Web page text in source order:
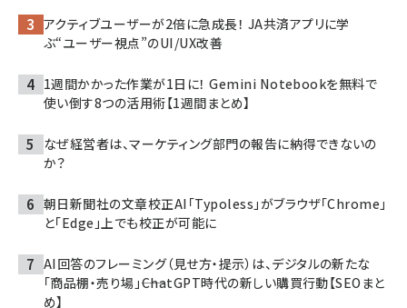
アクティブユーザーが2倍に急成長！ JA共済アプリに学
ぶ“ユーザー視点”のUI/UX改善
1週間かかった作業が1日に！ Gemini Notebookを無料で
使い倒す8つの活用術【1週間まとめ】
なぜ経営者は、マーケティング部門の報告に納得できないの
か？
朝日新聞社の文章校正AI「Typoless」がブラウザ「Chrome」
と「Edge」上でも校正が可能に
AI回答のフレーミング（見せ方・提示）は、デジタルの新たな
「商品棚・売り場」――ChatGPT時代の新しい購買行動【SEOまと
め】